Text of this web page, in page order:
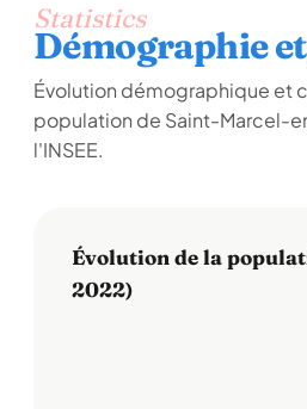
Statistics
Démographie
Évolution démographique et
population de Saint-Marcel-
l'INSEE.
Évolution de la
2022)